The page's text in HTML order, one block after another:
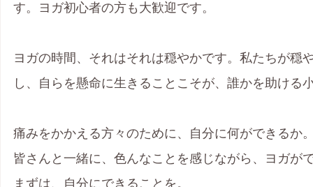
す。ヨガ初心者の方も大歓迎です。
ヨガの時間、それはそれは穏やかです。私たちが穏
し、自らを懸命に生きることこそが、誰かを助ける
痛みをかかえる方々のために、自分に何ができるか
皆さんと一緒に、色んなことを感じながら、ヨガが
まずは、自分にできることを。